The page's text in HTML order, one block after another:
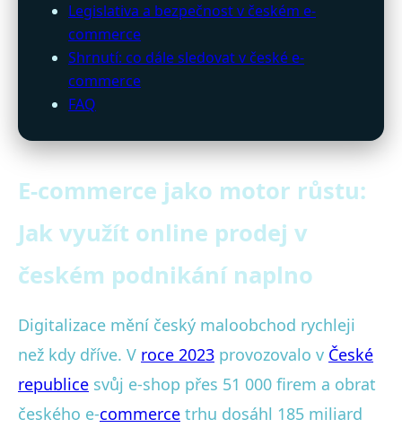
Legislativa a bezpečnost v českém e-
commerce
Shrnutí: co dále sledovat v české e-
commerce
FAQ
E-commerce jako motor růstu:
Jak využít online prodej v
českém podnikání naplno
Digitalizace mění český maloobchod rychleji
než kdy dříve. V roce 2023 provozovalo v České
republice svůj e-shop přes 51 000 firem a obrat
českého e-commerce trhu dosáhl 185 miliard